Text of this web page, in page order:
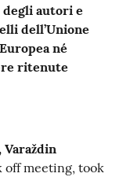
degli autori e
dell’Unione
né
ritenute
Varaždin
off meeting, took